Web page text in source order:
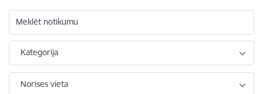
Meklēt notikumu
Kategorija
Norises vieta